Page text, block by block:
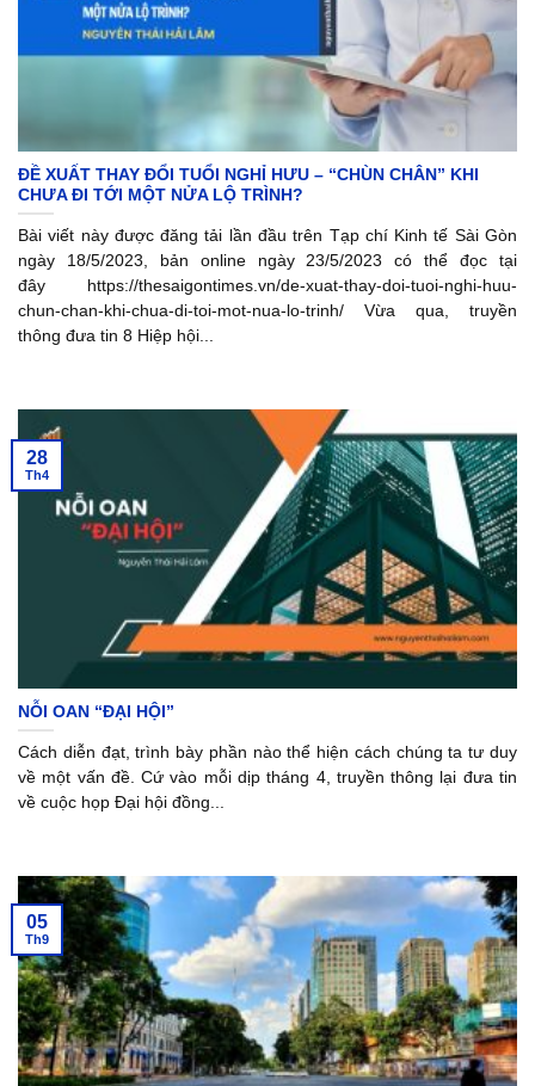
ĐỀ XUẤT THAY ĐỔI TUỔI NGHỈ HƯU – “CHÙN CHÂN” KHI
CHƯA ĐI TỚI MỘT NỬA LỘ TRÌNH?
Bài viết này được đăng tải lần đầu trên Tạp chí Kinh tế Sài Gòn
ngày 18/5/2023, bản online ngày 23/5/2023 có thể đọc tại
đây https://thesaigontimes.vn/de-xuat-thay-doi-tuoi-nghi-huu-
chun-chan-khi-chua-di-toi-mot-nua-lo-trinh/ Vừa qua, truyền
thông đưa tin 8 Hiệp hội...
NỖI OAN “ĐẠI HỘI”
Cách diễn đạt, trình bày phần nào thể hiện cách chúng ta tư duy
về một vấn đề. Cứ vào mỗi dịp tháng 4, truyền thông lại đưa tin
về cuộc họp Đại hội đồng...
28
Th4
05
Th9